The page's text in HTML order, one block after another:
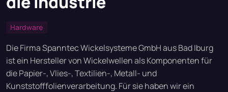
Hardware
Die Firma Spanntec Wickelsysteme GmbH aus Bad Iburg
ist ein Hersteller von Wickelwellen als Komponenten für
die Papier-, Vlies-, Textilien-, Metall- und
Kunststofffolienverarbeitung. Für sie haben wir ein